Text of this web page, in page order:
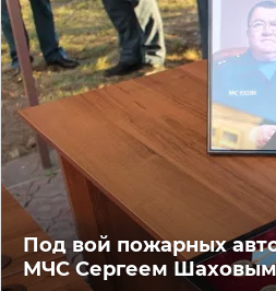
Под вой пожарных
МЧС Сергеем Шаховым